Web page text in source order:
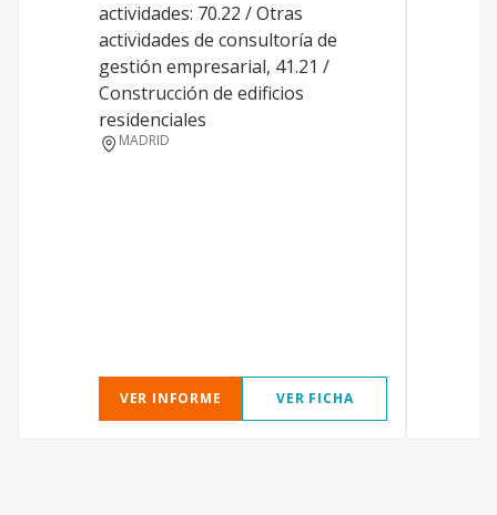
actividades: 70.22 / Otras
actividades de consultoría de
gestión empresarial, 41.21 /
Construcción de edificios
residenciales
MADRID
VER INFORME VER FICHA